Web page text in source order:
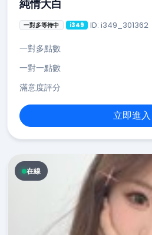
純情大白
一對多等待中 i349 ID: i349_301362
一對多點數
一對一點數
滿意度評分
立即進入
在線